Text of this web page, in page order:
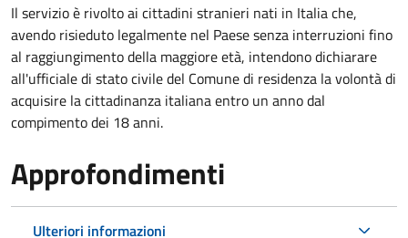
Il servizio è rivolto ai cittadini stranieri nati in Italia che,
avendo risieduto legalmente nel Paese senza interruzioni fino
al raggiungimento della maggiore età, intendono dichiarare
all'ufficiale di stato civile del Comune di residenza la volontà di
acquisire la cittadinanza italiana entro un anno dal
compimento dei 18 anni.
Approfondimenti
Ulteriori informazioni